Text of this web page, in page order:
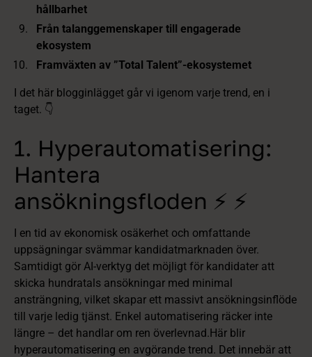
hållbarhet
Från talanggemenskaper till engagerade
ekosystem
Framväxten av ”Total Talent”‑ekosystemet
I det här blogginlägget går vi igenom varje trend, en i
taget. 👇
1. Hyperautomatisering:
Hantera
ansökningsfloden ⚡️ ⚡️
I en tid av ekonomisk osäkerhet och omfattande
uppsägningar svämmar kandidatmarknaden över.
Samtidigt gör AI‑verktyg det möjligt för kandidater att
skicka hundratals ansökningar med minimal
ansträngning, vilket skapar ett massivt ansökningsinflöde
till varje ledig tjänst. Enkel automatisering räcker inte
längre – det handlar om ren överlevnad.Här blir
hyperautomatisering en avgörande trend. Det innebär att